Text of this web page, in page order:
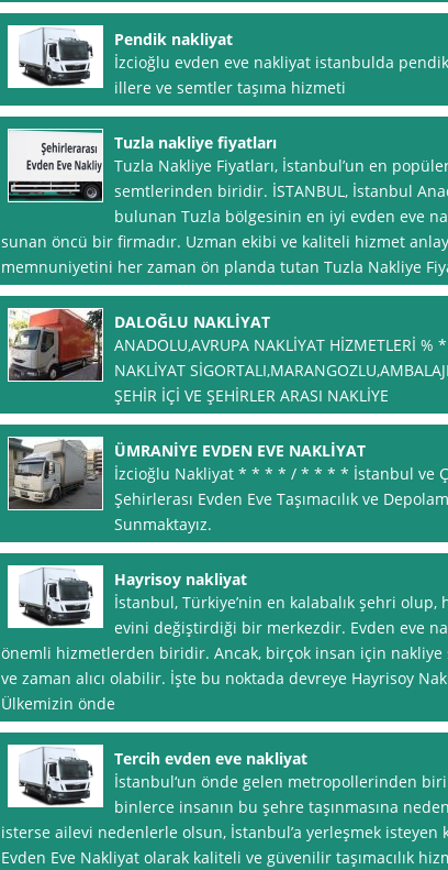
Pendik nakliyat
İzcioğlu evden eve nakliyat istanbulda
illere ve semtler taşıma hizmeti
Tuzla nakliye fiyatları
Tuzla Nakliye Fiyatları, İstanbul’un en
semtlerinden biridir. İSTANBUL, İstanbul
bulunan Tuzla bölgesinin en iyi evden eve
sunan öncü bir firmadır. Uzman ekibi ve kaliteli hizmet
memnuniyetini her zaman ön planda tutan Tuzla Nakliye
DALOĞLU NAKLİYAT
ANADOLU,AVRUPA NAKLİYAT HİZMETLERİ %
NAKLİYAT
ŞEHİR İÇİ VE ŞEHİRLER ARASI NAKLİYE
ÜMRANİYE EVDEN EVE NAKLİYAT
İzcioğlu Nakliyat * * * * / * * * * İstanbul ve
Şehirlerası Evden Eve Taşımacılık ve
Sunmaktayız.
Hayrisoy nakliyat
İstanbul, Türkiye’nin en kalabalık şehri olup,
evini değiştirdiği bir merkezdir. Evden eve
önemli hizmetlerden biridir. Ancak, birçok insan için nakliye
ve zaman alıcı olabilir. İşte bu noktada devreye Hayrisoy
Ülkemizin önde
Tercih evden eve nakliyat
İstanbul‘un önde gelen metropollerinden biri
binlerce insanın bu şehre taşınmasına
isterse ailevi nedenlerle olsun, İstanbul’a yerleşmek isteyen
Evden Eve Nakliyat olarak kaliteli ve güvenilir taşımacılık